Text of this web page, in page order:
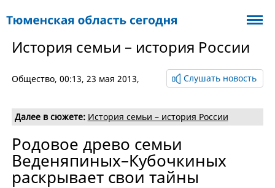
История семьи – история России
Общество, 00:13, 23 мая 2013, Слушать новость
Далее в сюжете: История семьи – история России
Родовое древо семьи
Веденяпиных–Кубочкиных
раскрывает свои тайны